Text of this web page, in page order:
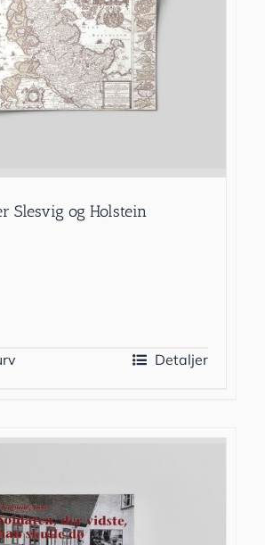
Slesvig og Holstein
Detaljer